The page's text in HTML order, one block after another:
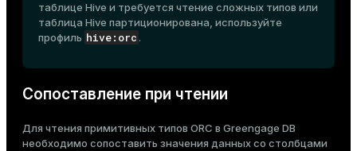
таблице Hive и требуется чтение сложных типов или
таблица Hive партиционирована, используйте
профиль hive:orc .
Сопоставление при чтении
Для чтения примитивных типов ORC в Greengage DB
необходимо сопоставить значения данных со столбцами